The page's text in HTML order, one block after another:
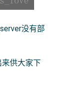
没有部
供大家下